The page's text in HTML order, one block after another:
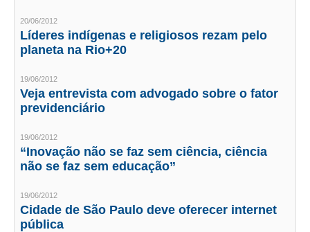
FIQUE POR DENTRO
OPORTUNIDADES
APRESENTAÇÃO
EMPREGO E ESTÁGIO
CARREIRA
AUTÔNOMOS E SERVIÇOS
NEWSLETTER
GUIA DAS ENGENHARIAS
20/06/2012
Líderes indígenas e religiosos rezam pelo
planeta na Rio+20
19/06/2012
Veja entrevista com advogado sobre o fator
previdenciário
19/06/2012
“Inovação não se faz sem ciência, ciência
não se faz sem educação”
19/06/2012
Cidade de São Paulo deve oferecer internet
pública